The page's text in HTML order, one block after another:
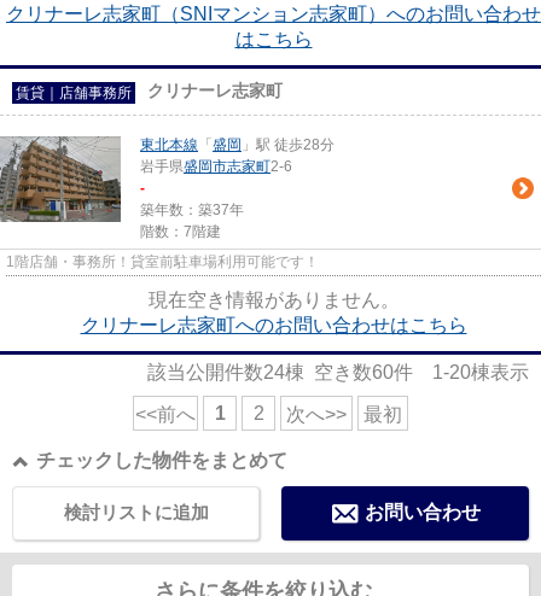
クリナーレ志家町（SNIマンション志家町）へのお問い合わせ
はこちら
賃貸｜店舗事務所 クリナーレ志家町
東北本線 「 盛岡 」駅 徒歩28分
岩手県盛岡市志家町2-6
-
築年数：築37年
階数：7階建
1階店舗・事務所！貸室前駐車場利用可能です！
現在空き情報がありません。
クリナーレ志家町へのお問い合わせはこちら
該当公開件数24棟 空き数60件 1-20棟表示
<<前へ 1 2 次へ>> 最初
チェックした物件をまとめて
お問い合わせ
検討リストに追加
さらに条件を絞り込む